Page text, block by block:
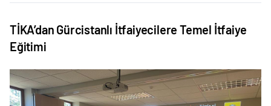
TİKA’dan Gürcistanlı İtfaiyecilere Temel İtfaiye
Eğitimi